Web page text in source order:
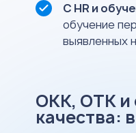
С HR и
обучение
выявленных
ОКК, ОТК и
качества: